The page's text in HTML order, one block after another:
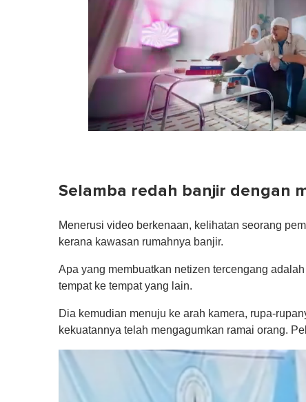
0Volume
Selamba redah banjir dengan
Menerusi video berkenaan, kelihatan seorang
kerana kawasan rumahnya banjir.
Apa yang membuatkan netizen tercengang
tempat ke tempat yang lain.
Dia kemudian menuju ke arah kamera, rupa-
kekuatannya telah mengagumkan ramai orang.